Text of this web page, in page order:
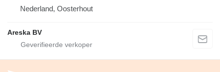
Nederland, Oosterhout
Areska BV